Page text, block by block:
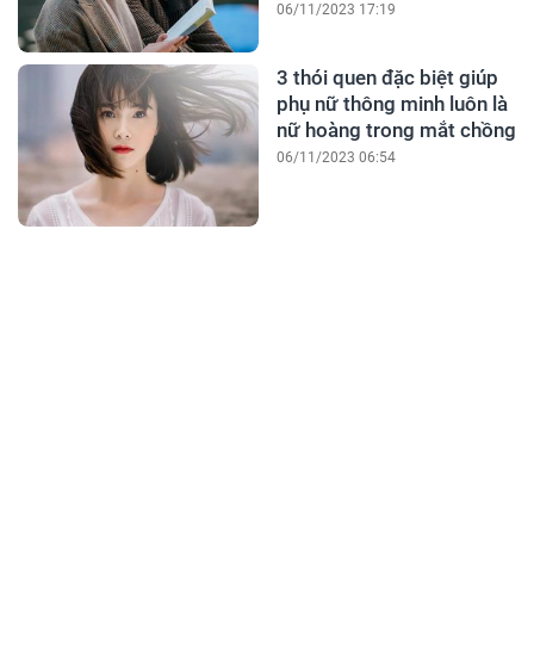
06/11/2023 17:19
3 thói quen đặc biệt giúp
phụ nữ thông minh luôn là
nữ hoàng trong mắt chồng
06/11/2023 06:54